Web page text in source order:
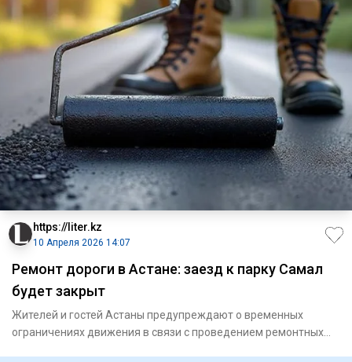
https://liter.kz
10 Апреля 2026 14:07
Ремонт дороги в Астане: заезд к парку Самал
будет закрыт
Жителей и гостей Астаны предупреждают о временных
ограничениях движения в связи с проведением ремонтных